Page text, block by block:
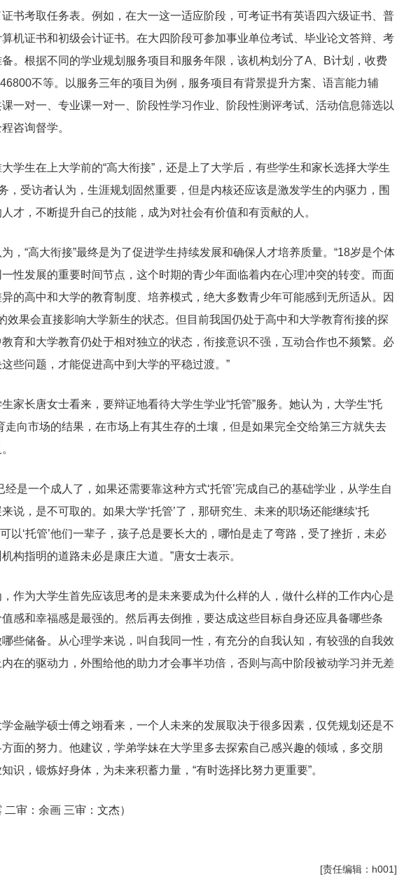
书考取任务表。例如，在大一这一适应阶段，可考证书有英语四六级证书、普
机证书和初级会计证书。在大四阶段可参加事业单位考试、毕业论文答辩、考
。根据不同的学业规划服务项目和服务年限，该机构划分了A、B计划，收费
不等。以服务三年的项目为例，服务项目有背景提升方案、语言能力辅
一对一、专业课一对一、阶段性学习作业、阶段性测评考试、活动信息筛选以
咨询督学。
学生在上大学前的“高大衔接”，还是上了大学后，有些学生和家长选择大学生
，受访者认为，生涯规划固然重要，但是内核还应该是激发学生的内驱力，围
才，不断提升自己的技能，成为对社会有价值和有贡献的人。
，“高大衔接”最终是为了促进学生持续发展和确保人才培养质量。“18岁是个体
性发展的重要时间节点，这个时期的青少年面临着内在心理冲突的转变。而面
的高中和大学的教育制度、培养模式，绝大多数青少年可能感到无所适从。因
效果会直接影响大学新生的状态。但目前我国仍处于高中和大学教育衔接的探
育和大学教育仍处于相对独立的状态，衔接意识不强，互动合作也不频繁。必
些问题，才能促进高中到大学的平稳过渡。”
家长唐女士看来，要辩证地看待大学生学业“托管”服务。她认为，大学生“托
走向市场的结果，在市场上有其生存的土壤，但是如果完全交给第三方就失去
经是一个成人了，如果还需要靠这种方式‘托管’完成自己的基础学业，从学生自
说，是不可取的。如果大学‘托管’了，那研究生、未来的职场还能继续‘托
以‘托管’他们一辈子，孩子总是要长大的，哪怕是走了弯路，受了挫折，未必
构指明的道路未必是康庄大道。”唐女士表示。
作为大学生首先应该思考的是未来要成为什么样的人，做什么样的工作内心是
感和幸福感是最强的。然后再去倒推，要达成这些目标自身还应具备哪些条
些储备。从心理学来说，叫自我同一性，有充分的自我认知，有较强的自我效
在的驱动力，外围给他的助力才会事半功倍，否则与高中阶段被动学习并无差
金融学硕士傅之翊看来，一个人未来的发展取决于很多因素，仅凭规划还是不
面的努力。他建议，学弟学妹在大学里多去探索自己感兴趣的领域，多交朋
识，锻炼好身体，为未来积蓄力量，“有时选择比努力更重要”。
二审：余画 三审：文杰）
[责任编辑：h001]